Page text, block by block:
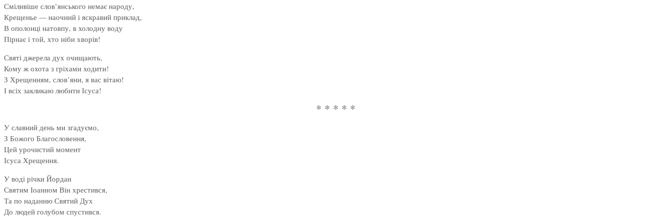
Сміливіше слов’янського немає народу,
Крещенье — наочний і яскравий приклад,
В ополонці натовпу, в холодну воду
Пірнає і той, хто ніби хворів!
Святі джерела дух очищають,
Кому ж охота з гріхами ходити!
З Хрещенням, слов’яни, я вас вітаю!
І всіх закликаю любити Ісуса!
* * * * *
У славний день ми згадуємо,
З Божого Благословення,
Цей урочистий момент
Ісуса Хрещення.
У воді річки Йордан
Святим Іоанном Він хрестився,
Та по наданню Святий Дух
До людей голубом спустився.